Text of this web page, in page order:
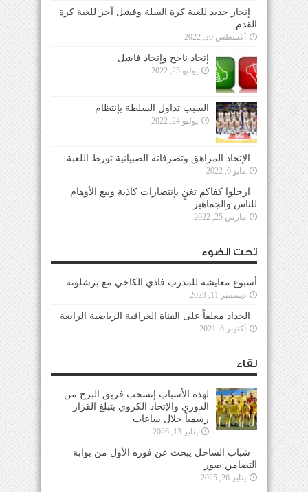
إنجاز جديد للعبة كرة السلة وفشل آخر للعبة كرة
القدم
أغسطس 26, 2022
إتحاد ناجح وإتحاد فاشل
يوليو 25, 2022
السبب تداول السلطة بإنتظام
يوليو 24, 2022
الإتحاد المراهق وتصرفاته الصبيانية تورط اللعبة
مايو 6, 2022
ارحلوا كفاكم تغنٍ بإنتصارات كاذبة وبيع الأوهام
للناس والجماهير
مارس 25, 2022
تحت الضوء
أسبوع معايشة للمدرب فادي الكاخي مع برشلونة
ديسمبر 11, 2023
الحداد معلقاً على القناة العراقية الرياضية الرابعة
أكتوبر 6, 2021
لقاء
لهذه الأسباب إنسحب فريق البرج من
الدوري والإتحاد الكروي يتبلغ القرار
رسمياً خلال ساعات
يناير 13, 2026
شباب الساحل يبحث عن فوزه الأول من بوابة
التضامن صور
يناير 26, 2025